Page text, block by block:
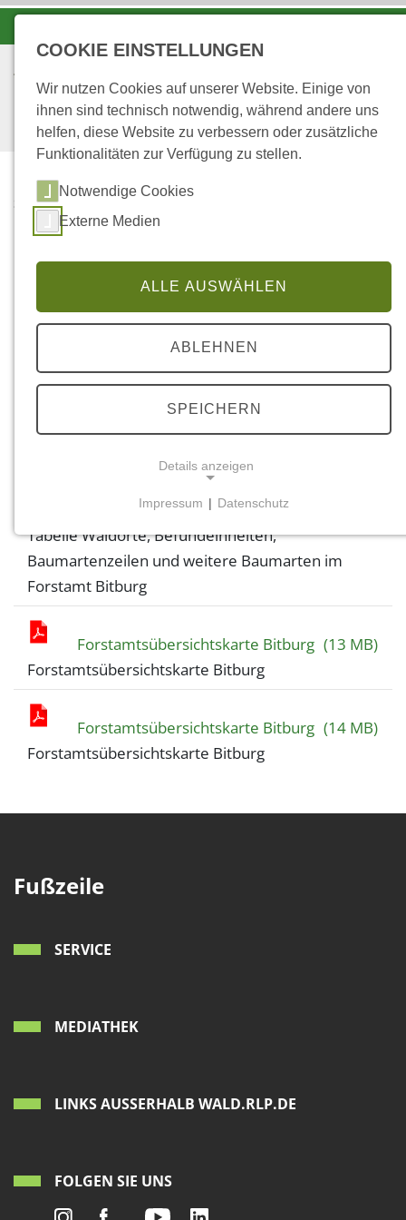
STARTSEITE
...
BITBURG
Forstamt Bitburg
Dateilinks
Tabelle Waldorte, Befundeinheiten,
Baumartenzeilen und weitere Baumarten im
Forstamt Bitburg (131 KB)
Tabelle Waldorte, Befundeinheiten,
Baumartenzeilen und weitere Baumarten im
Forstamt Bitburg
Forstamtsübersichtskarte Bitburg (13 MB)
Forstamtsübersichtskarte Bitburg
Forstamtsübersichtskarte Bitburg (14 MB)
Forstamtsübersichtskarte Bitburg
Fußzeile
SERVICE
MEDIATHEK
LINKS AUSSERHALB WALD.RLP.DE
FOLGEN SIE UNS
COOKIE EINSTELLUNGEN
Wir nutzen Cookies auf unserer Website. Einige von
ihnen sind technisch notwendig, während andere uns
helfen, diese Website zu verbessern oder zusätzliche
Funktionalitäten zur Verfügung zu stellen.
Notwendige Cookies
Externe Medien
ALLE AUSWÄHLEN
ABLEHNEN
SPEICHERN
Details anzeigen
Notwendige Cookies ermöglichen grundlegende
Funktionen und sind für die einwandfreie Funktion
der Website erforderlich.
Name:
cookie_consent
Zweck:
Einverständnis-Optionen des Benutzers
1 Jahr
EXTERNE MEDIEN
diesen externen Medien Cookies gesetzt.
Impressum | Datenschutz